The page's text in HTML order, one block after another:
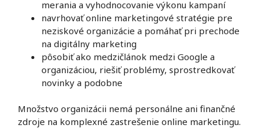
merania a vyhodnocovanie výkonu kampaní
navrhovať online marketingové stratégie pre
neziskové organizácie a pomáhať pri prechode
na digitálny marketing
pôsobiť ako medzičlánok medzi Google a
organizáciou, riešiť problémy, sprostredkovať
novinky a podobne
Množstvo organizácii nemá personálne ani finančné
zdroje na komplexné zastrešenie online marketingu.